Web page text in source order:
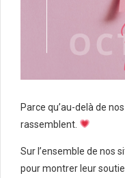
Parce qu’au-delà de
rassemblent.
Sur l’ensemble de nos
pour montrer leur